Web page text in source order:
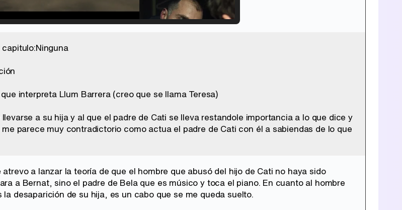
interpreta Llum Barrera (creo que se llama Teresa)
a su hija y al que el padre de Cati se lleva restandole importancia a lo que dice y
parece muy contradictorio como actua el padre de Cati con él a sabiendas de lo que
a lanzar la teoría de que el hombre que abusó del hijo de Cati no haya sido
a Bernat, sino el padre de Bela que es músico y toca el piano. En cuanto al hombre
desaparición de su hija, es un cabo que se me queda suelto.